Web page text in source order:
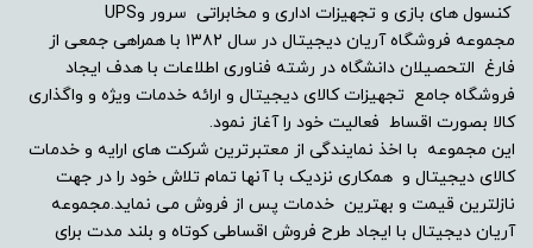
کنسول های بازی و تجهیزات اداری و مخابراتی سرور وUPS
مجموعه فروشگاه آریان دیجیتال در سال ۱۳۸۲ با همراهی جمعی از
فارغ التحصیلان دانشگاه در رشته فناوری اطلاعات با هدف ایجاد
فروشگاه جامع تجهیزات کالای دیجیتال و ارائه خدمات ویژه و واگذاری
کالا بصورت اقساط فعالیت خود را آغاز نمود.
این مجموعه با اخذ نمایندگی از معتبرترین شرکت های ارایه و خدمات
کالای دیجیتال و همکاری نزدیک با آنها تمام تلاش خود را در جهت
نازلترین قیمت و بهترین خدمات پس از فروش می نماید.مجموعه
آریان دیجیتال با ایجاد طرح فروش اقساطی کوتاه و بلند مدت برای